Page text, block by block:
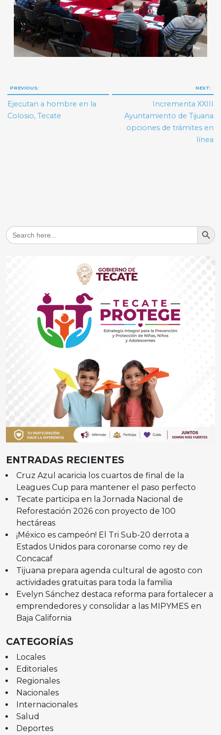
Navegación
de
entradas
PREVIOUS:
Ejecutan a hombre en la
Colosio, Tecate
NEXT:
Incrementa XXIII
Ayuntamiento de Tijuana
opciones de trámites en
línea
Search
for:
Search
ENTRADAS RECIENTES
Cruz Azul acaricia los cuartos de final de la
Leagues Cup para mantener el paso perfecto
Tecate participa en la Jornada Nacional de
Reforestación 2026 con proyecto de 100
hectáreas
¡México es campeón! El Tri Sub-20 derrota a
Estados Unidos para coronarse como rey de
Concacaf
Tijuana prepara agenda cultural de agosto con
actividades gratuitas para toda la familia
Evelyn Sánchez destaca reforma para fortalecer a
emprendedores y consolidar a las MIPYMES en
Baja California
CATEGORÍAS
Locales
Editoriales
Regionales
Nacionales
Internacionales
Salud
Deportes